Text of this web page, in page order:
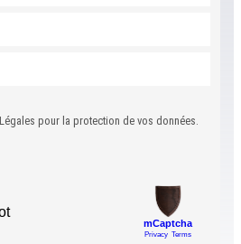
pour la protection de vos données.